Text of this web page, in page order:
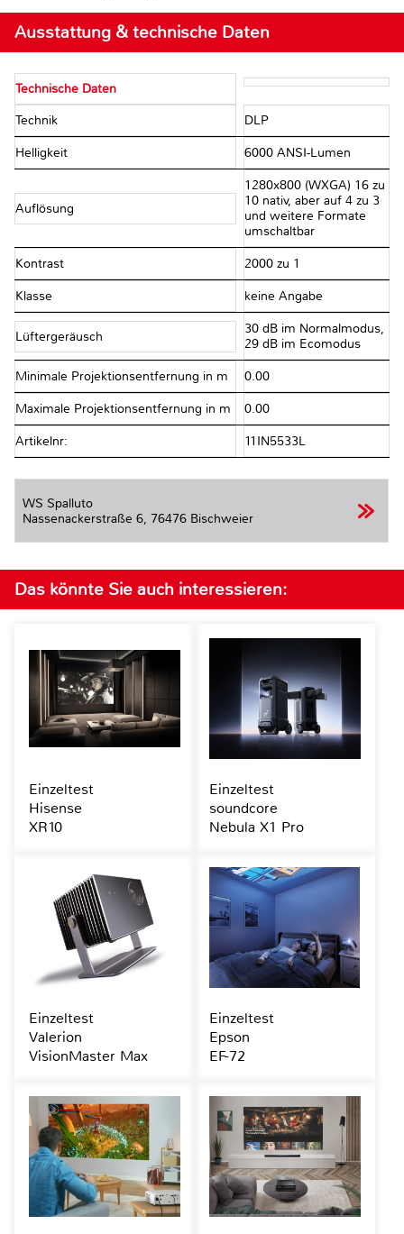
Ausstattung & technische Daten
Technische Daten
Technik DLP
Helligkeit 6000 ANSI-Lumen
Auflösung
1280x800 (WXGA) 16 zu
10 nativ, aber auf 4 zu 3
und weitere Formate
umschaltbar
Kontrast 2000 zu 1
Klasse keine Angabe
Lüftergeräusch
30 dB im Normalmodus,
29 dB im Ecomodus
Minimale Projektionsentfernung in m 0.00
Maximale Projektionsentfernung in m 0.00
Artikelnr: 11IN5533L
WS Spalluto
Nassenackerstraße 6, 76476 Bischweier
Das könnte Sie auch interessieren:
Einzeltest
Hisense
XR10
Einzeltest
soundcore
Nebula X1 Pro
Einzeltest
Valerion
VisionMaster Max
Einzeltest
Epson
EF-72